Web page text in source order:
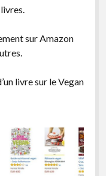
sur Amazon
livre sur le Vegan